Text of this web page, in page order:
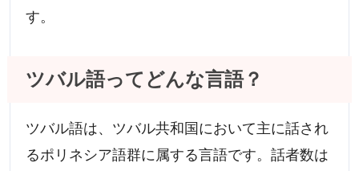
す。
ツバル語ってどんな言語？
ツバル語は、ツバル共和国において主に話され
るポリネシア語群に属する言語です。話者数は